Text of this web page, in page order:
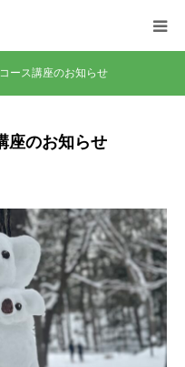
ース講座のお知らせ
座のお知らせ